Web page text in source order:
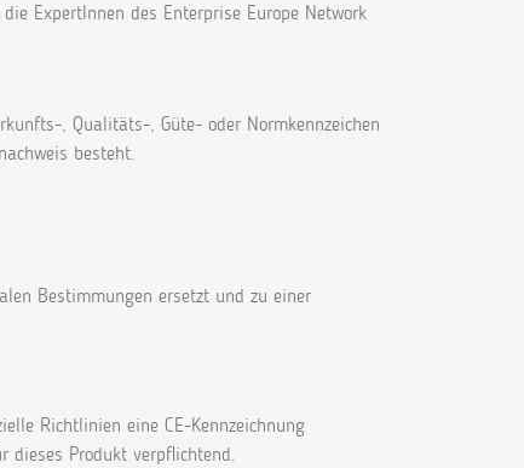
ExpertInnen des Enterprise Europe Network
, Qualitäts-, Güte- oder Normkennzeichen
besteht.
Bestimmungen ersetzt und zu einer
Richtlinien eine CE-Kennzeichnung
dieses Produkt verpflichtend.